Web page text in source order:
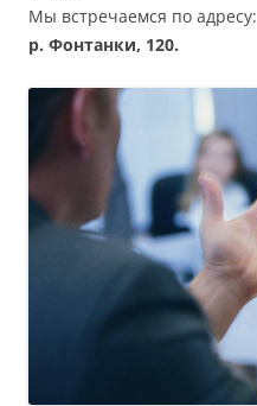
Мы встречаемся по адресу:
р. Фонтанки, 120.